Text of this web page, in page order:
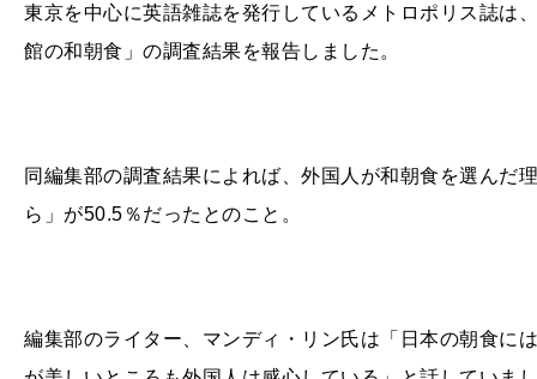
東京を中心に英語雑誌を発行しているメトロポリス誌は
館の和朝食」の調査結果を報告しました。
同編集部の調査結果によれば、外国人が和朝食を選んだ
ら」が50.5％だったとのこと。
編集部のライター、マンディ・リン氏は「日本の朝食に